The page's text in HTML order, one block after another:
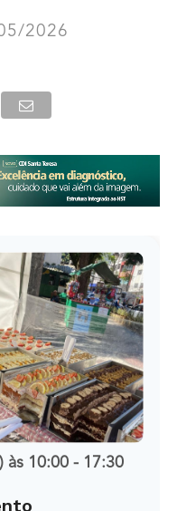
2026
às 10:00 - 17:30